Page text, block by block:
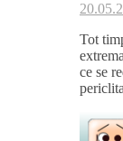
Tot
ce se